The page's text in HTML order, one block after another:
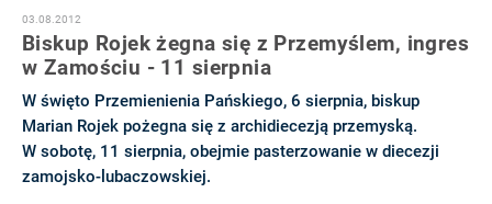
03.08.2012
Biskup Rojek żegna się z Przemyślem, ingres
w Zamościu - 11 sierpnia
W święto Przemienienia Pańskiego, 6 sierpnia, biskup
Marian Rojek pożegna się z archidiecezją przemyską.
W sobotę, 11 sierpnia, obejmie pasterzowanie w diecezji
zamojsko-lubaczowskiej.